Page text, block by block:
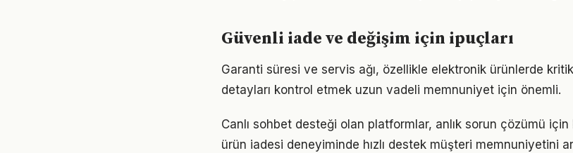
Güvenli iade ve değişim için ipuçları
Garanti süresi ve servis ağı, özellikle elektronik ürünlerde
detayları kontrol etmek uzun vadeli memnuniyet için önemli.
Canlı sohbet desteği olan platformlar, anlık sorun çözümü için
ürün iadesi deneyiminde hızlı destek müşteri memnuniyetini